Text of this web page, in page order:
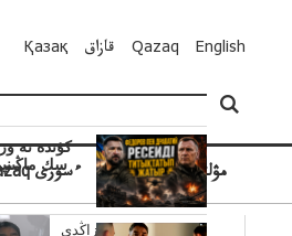
Қазақ قازاق Qazaq English
Qazaq ءسوزى مۋلتيمەديا
سۋبسيديالار زاڭدى
سك